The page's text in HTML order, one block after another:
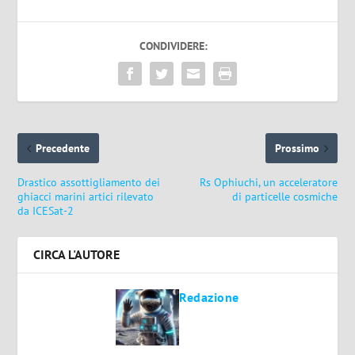
CONDIVIDERE:
Precedente
Drastico assottigliamento dei
ghiacci marini artici rilevato
da ICESat-2
Prossimo
Rs Ophiuchi, un acceleratore
di particelle cosmiche
CIRCA L'AUTORE
Redazione